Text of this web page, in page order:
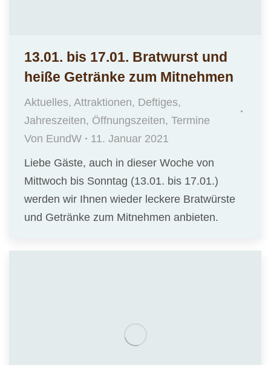
13.01. bis 17.01. Bratwurst und
heiße Getränke zum Mitnehmen
Aktuelles, Attraktionen, Deftiges,
Jahreszeiten, Öffnungszeiten, Termine
Von EundW
11. Januar 2021
Liebe Gäste, auch in dieser Woche von
Mittwoch bis Sonntag (13.01. bis 17.01.)
werden wir Ihnen wieder leckere Bratwürste
und Getränke zum Mitnehmen anbieten.